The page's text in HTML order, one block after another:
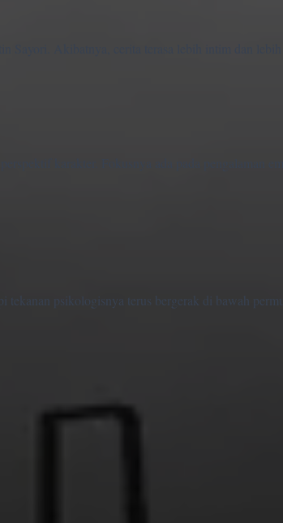
Sayori. Akibatnya, cerita terasa lebih intim dan
karakter. Fokusnya ada pada pengalaman
psikologisnya terus bergerak di bawah